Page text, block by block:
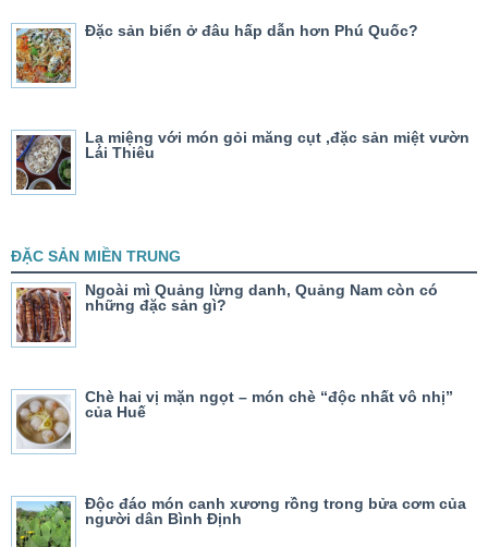
Đặc sản biển ở đâu hấp dẫn hơn Phú Quốc?
Lạ miệng với món gỏi măng cụt ,đặc sản miệt vườn
Lái Thiêu
ĐẶC SẢN MIỀN TRUNG
Ngoài mì Quảng lừng danh, Quảng Nam còn có
những đặc sản gì?
Chè hai vị mặn ngọt – món chè “độc nhất vô nhị”
của Huế
Độc đáo món canh xương rồng trong bửa cơm của
người dân Bình Định